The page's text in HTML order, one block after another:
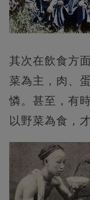
其次在飲食方
菜為主，肉、
憐。甚至，有
以野菜為食，